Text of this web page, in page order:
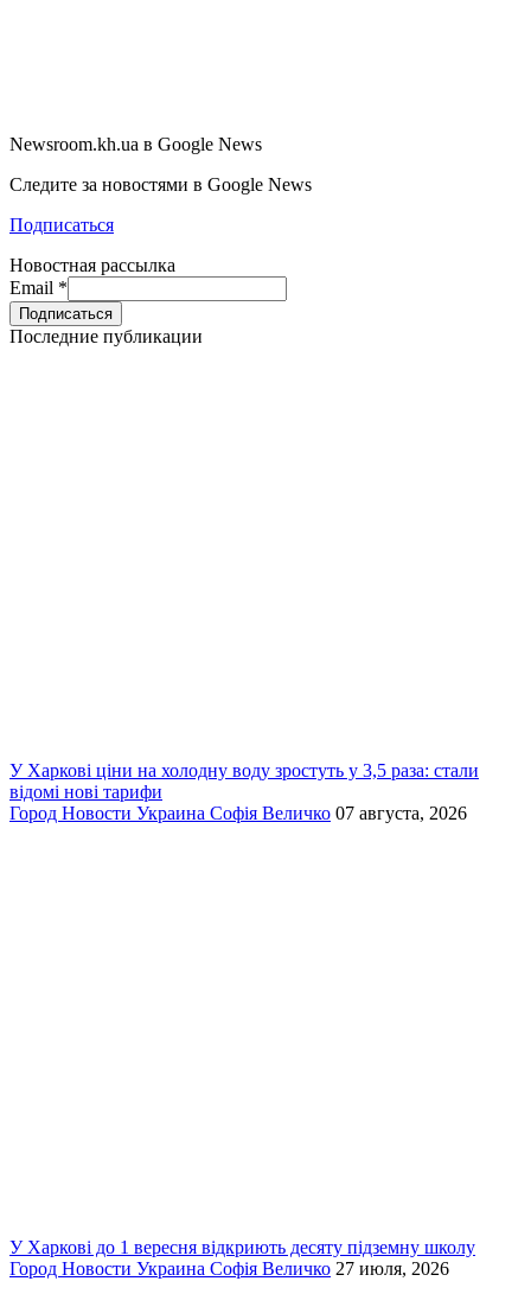
Newsroom.kh.ua в Google News
Следите за новостями в Google News
Подписаться
Новостная рассылка
Email *
Последние публикации
У Харкові ціни на холодну воду зростуть у 3,5 раза: стали
відомі нові тарифи
Город Новости Украина Софія Величко 07 августа, 2026
У Харкові до 1 вересня відкриють десяту підземну школу
Город Новости Украина Софія Величко 27 июля, 2026